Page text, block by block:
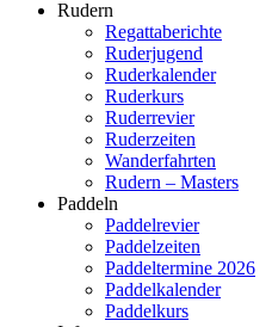
Rudern
Regattaberichte
Ruderjugend
Ruderkalender
Ruderkurs
Ruderrevier
Ruderzeiten
Wanderfahrten
Rudern – Masters
Paddeln
Paddelrevier
Paddelzeiten
Paddeltermine 2026
Paddelkalender
Paddelkurs